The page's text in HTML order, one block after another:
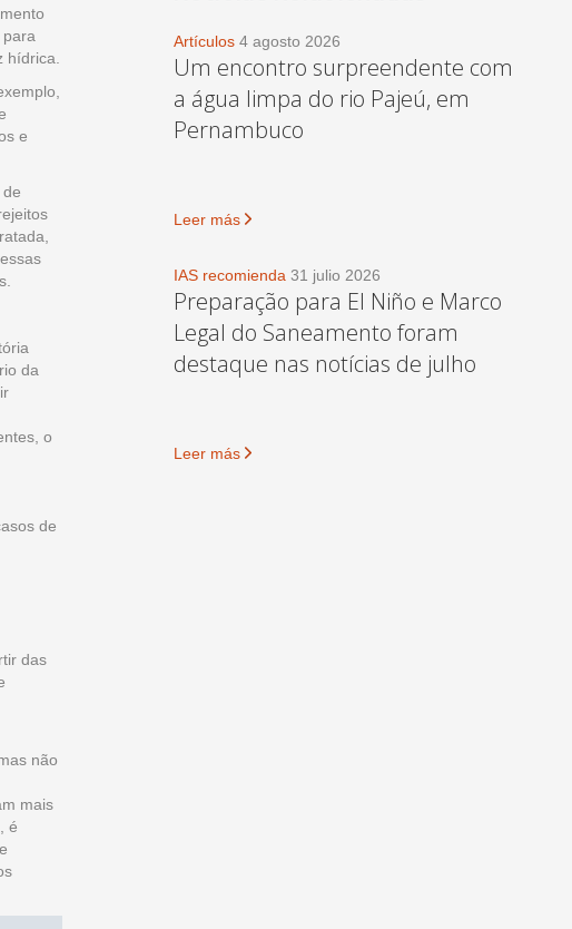
e
da
o
de
das
não
mais
é
Artículos 4 agosto 2026
Um encontro surpreendente com
a água limpa do rio Pajeú, em
Pernambuco
Leer más
IAS recomienda 31 julio 2026
Preparação para El Niño e Marco
Legal do Saneamento foram
destaque nas notícias de julho
Leer más